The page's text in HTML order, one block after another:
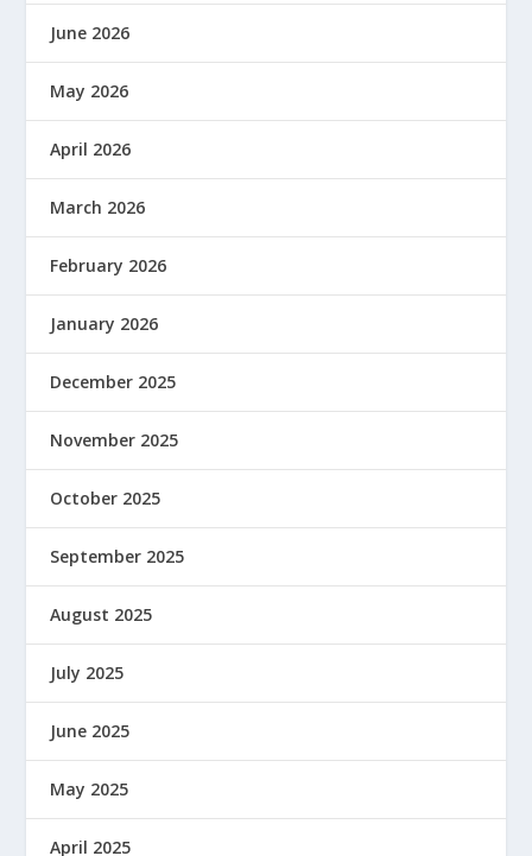
June 2026
May 2026
April 2026
March 2026
February 2026
January 2026
December 2025
November 2025
October 2025
September 2025
August 2025
July 2025
June 2025
May 2025
April 2025